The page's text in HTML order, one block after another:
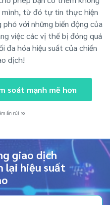
mình, từ đó tự tin thực hiện
với những biến động của
việc các vị thế bị đóng quá
đa hóa hiệu suất của chiến
dịch!
soát mạnh mẽ hơn
ẩn rủi ro
giao dịch
hiệu suất